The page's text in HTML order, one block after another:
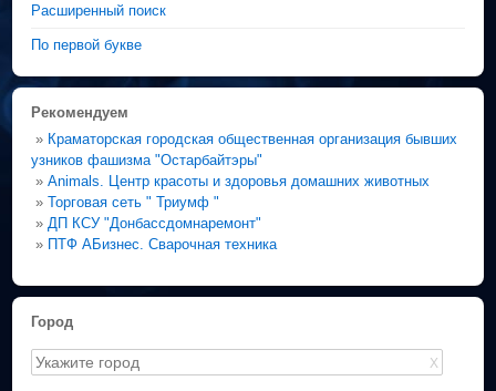
Расширенный поиск
По первой букве
Рекомендуем
» Краматорская городская общественная организация бывших
узников фашизма "Остарбайтэры"
»Animals. Центр красоты и здоровья домашних животных
»Торговая сеть " Триумф "
» ДП КСУ "Донбассдомнаремонт"
» ПТФ АБизнес. Сварочная техника
Город
X